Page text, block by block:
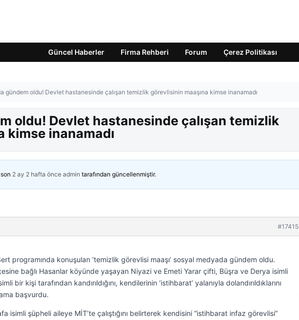
Güncel Haberler Firma Rehberi Forum Çerez Politikası
gündem oldu! Devlet hastanesinde çalışan temizlik görevlisinin maaşına kimse inanamadı
oldu! Devlet hastanesinde çalışan temizlik
kimse inanamadı
2 ay 2 hafta önce admin tarafından güncellenmiştir.
#17415
programında konuşulan ‘temizlik görevlisi maaşı’ sosyal medyada gündem oldu.
bağlı Hasanlar köyünde yaşayan Niyazi ve Emeti Yarar çifti, Büşra ve Derya isimli
bir kişi tarafından kandırıldığını, kendilerinin ‘istihbarat’ yalanıyla dolandırıldıklarını
başvurdu.
isimli şüpheli aileye MİT’te çalıştığını belirterek kendisini “istihbarat infaz görevlisi”